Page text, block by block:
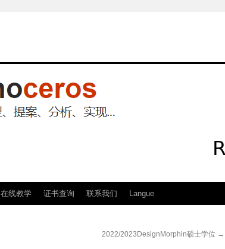
在线教学 证书查询 联系我们 Langue
2022/2023DesignMorphin硕士学位 →